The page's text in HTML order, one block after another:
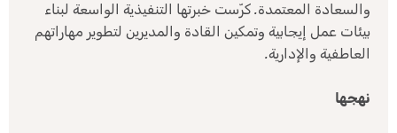
والسعادة المعتمدة. كرّست خبرتها التنفيذية الواسعة لبناء
بيئات عمل إيجابية وتمكين القادة والمديرين لتطوير مهاراتهم
العاطفية والإدارية.
نهجها